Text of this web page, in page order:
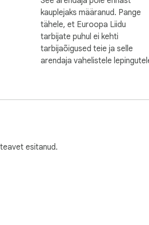
kauplejaks määranud. Pange
tähele, et Euroopa Liidu
tarbijate puhul ei kehti
tarbijaõigused teie ja selle
arendaja vahelistele
esitanud.